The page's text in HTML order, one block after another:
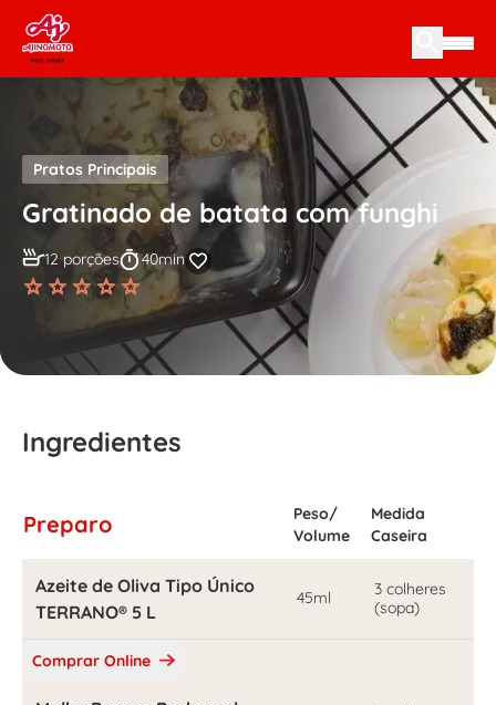
Skip to content
Pratos Principais
Gratinado de batata com funghi
12 porções 40min
Ingredientes
Preparo
Peso/
Volume
Medida
Caseira
Azeite de Oliva Tipo Único
TERRANO® 5 L
45ml
3 colheres
(sopa)
Comprar Online